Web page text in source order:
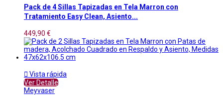
Pack de 4 Sillas Tapizadas en Tela Marron con
Tratamiento Easy Clean, Asiento...
449,90 €
 Vista rápida
Ver Detalle
Meyvaser